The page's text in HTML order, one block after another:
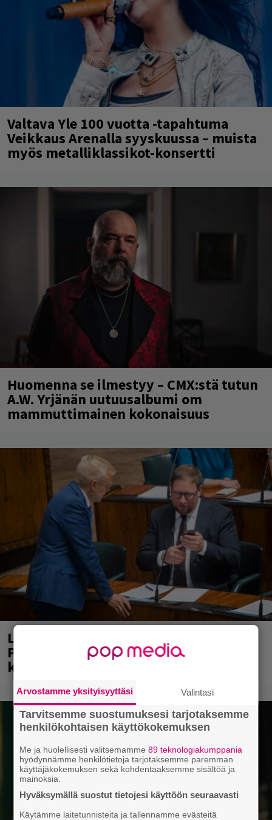
Valtava Yle 100 vuotta -tapahtuma
Veikkaus Arenalla syyskuussa – muista
myös metalliklassikot-konsertti
Huomenna se ilmestyy – CMX:stä tutun
A.W. Yrjänän uutuusalbumi om
mammuttimainen kokonaisuus
Laittomasta graffitista kiinni jäänyt
Paavo Arhinmäki jälleen spraypullo
kädessä – näitä puolueita ei kiinnosta
Arvostamme yksityisyyttäsi Valintasi
Tarvitsemme suostumuksesi tarjotaksemme
henkilökohtaisen käyttökokemuksen
Me ja huolellisesti valitsemamme89 teknologiakumppania
hyödynnämme henkilötietoja tarjotaksemme paremman
käyttäjäkokemuksen sekä kohdentaaksemme sisältöä ja
mainoksia.
Hyväksymällä suostut tietojesi käyttöön seuraavasti
Käytämme laitetunnisteita ja tallennamme evästeitä